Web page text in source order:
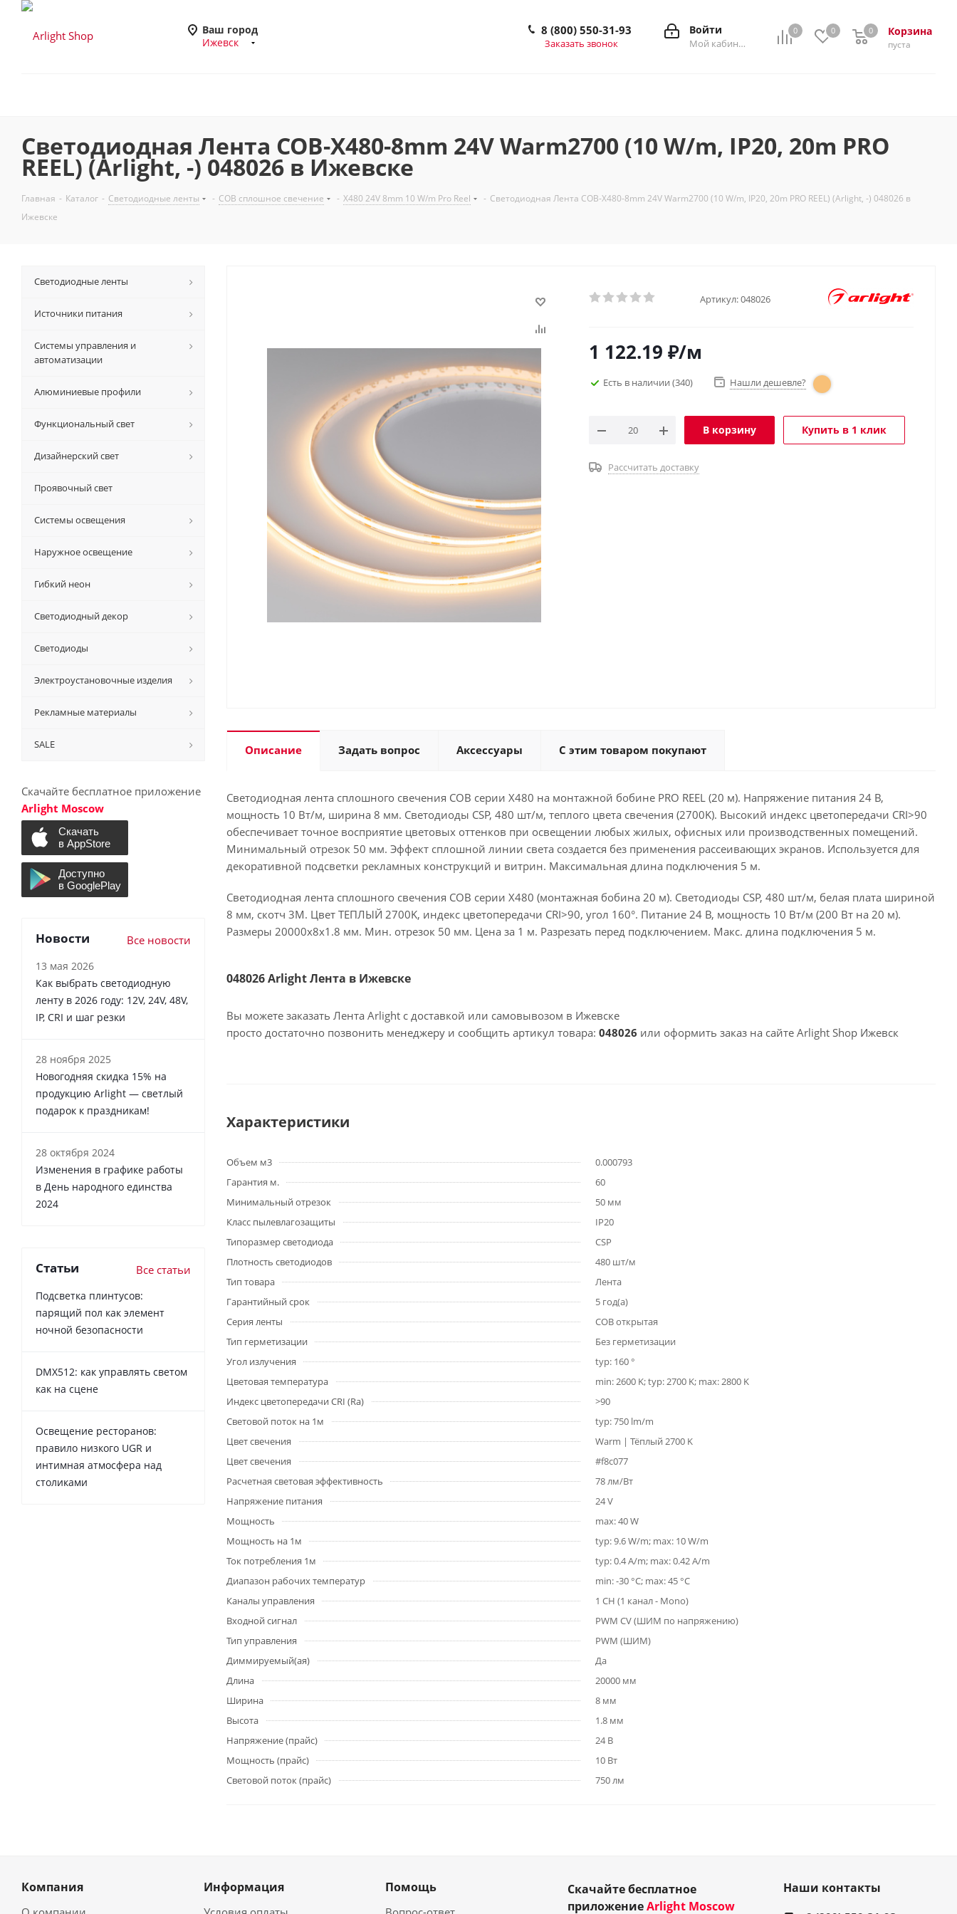
Ваш город
Ижевск
0 0 Корзина
0
пуста
0
Войти
Мой кабинет
8 (800) 550-31-93
Заказать звонок
Светодиодная Лента COB-X480-8mm 24V Warm2700 (10 W/m, IP20, 20m PRO
REEL) (Arlight, -) 048026 в Ижевске
Главная - Каталог - Светодиодные ленты - COB сплошное свечение - X480 24V 8mm 10 W/m Pro Reel - Светодиодная Лента COB-X480-8mm 24V Warm2700 (10 W/m, IP20, 20m PRO REEL) (Arlight, -) 048026 в
Ижевске
Артикул:048026
1 122.19 ₽/м
Есть в наличии (340) Нашли дешевле?
В корзину Купить в 1 клик
Рассчитать доставку
Описание Задать вопрос Аксессуары С этим товаром покупают
Светодиодная лента сплошного свечения COB серии X480 на монтажной бобине PRO REEL (20 м). Напряжение питания 24 В,
мощность 10 Вт/м, ширина 8 мм. Светодиоды CSP, 480 шт/м, теплого цвета свечения (2700K). Высокий индекс цветопередачи CRI>90
обеспечивает точное восприятие цветовых оттенков при освещении любых жилых, офисных или производственных помещений.
Минимальный отрезок 50 мм. Эффект сплошной линии света создается без применения рассеивающих экранов. Используется для
декоративной подсветки рекламных конструкций и витрин. Максимальная длина подключения 5 м.
Светодиодная лента сплошного свечения COB серии X480 (монтажная бобина 20 м). Светодиоды CSP, 480 шт/м, белая плата шириной
8 мм, скотч 3M. Цвет ТЕПЛЫЙ 2700K, индекс цветопередачи CRI>90, угол 160°. Питание 24 В, мощность 10 Вт/м (200 Вт на 20 м).
Размеры 20000х8х1.8 мм. Мин. отрезок 50 мм. Цена за 1 м. Разрезать перед подключением. Макс. длина подключения 5 м.
048026 Arlight Лента в Ижевске
Вы можете заказать Лента Arlight с доставкой или самовывозом в Ижевске
просто достаточно позвонить менеджеру и сообщить артикул товара: 048026 или оформить заказ на сайте Arlight Shop Ижевск
Характеристики
Объем м3
0.000793
Гарантия м.
60
Минимальный отрезок
50 мм
Класс пылевлагозащиты
IP20
Типоразмер светодиода
CSP
Плотность светодиодов
480 шт/м
Тип товара
Лента
Гарантийный срок
5 год(а)
Серия ленты
COB открытая
Тип герметизации
Без герметизации
Угол излучения
typ: 160 °
Цветовая температура
min: 2600 K; typ: 2700 K; max: 2800 K
Индекс цветопередачи CRI (Ra)
>90
Световой поток на 1м
typ: 750 lm/m
Цвет свечения
Warm | Тёплый 2700 K
Цвет свечения
#f8c077
Расчетная световая эффективность
78 лм/Вт
Напряжение питания
24 V
Мощность
max: 40 W
Мощность на 1м
typ: 9.6 W/m; max: 10 W/m
Ток потребления 1м
typ: 0.4 A/m; max: 0.42 A/m
Диапазон рабочих температур
min: -30 °C; max: 45 °C
Каналы управления
1 CH (1 канал - Mono)
Входной сигнал
PWM СV (ШИМ по напряжению)
Тип управления
PWM (ШИМ)
Диммируемый(ая)
Да
Длина
20000 мм
Ширина
8 мм
Высота
1.8 мм
Напряжение (прайс)
24 В
Мощность (прайс)
10 Вт
Световой поток (прайс)
750 лм
Светодиодные ленты
Источники питания
Системы управления и
автоматизации
Алюминиевые профили
Функциональный свет
Дизайнерский свет
Проявочный свет
Системы освещения
Наружное освещение
Гибкий неон
Светодиодный декор
Светодиоды
Электроустановочные изделия
Рекламные материалы
SALE
Скачайте бесплатное приложение
Arlight Moscow
Новости Все новости
13 мая 2026
Как выбрать светодиодную
ленту в 2026 году: 12V, 24V, 48V,
IP, CRI и шаг резки
28 ноября 2025
Новогодняя скидка 15% на
продукцию Arlight — светлый
подарок к праздникам!
28 октября 2024
Изменения в графике работы
в День народного единства
2024
Статьи Все статьи
Подсветка плинтусов:
парящий пол как элемент
ночной безопасности
DMX512: как управлять светом
как на сцене
Освещение ресторанов:
правило низкого UGR и
интимная атмосфера над
столиками
Компания Информация Помощь
Скачайте бесплатное
приложениеArlight Moscow
Наши контакты